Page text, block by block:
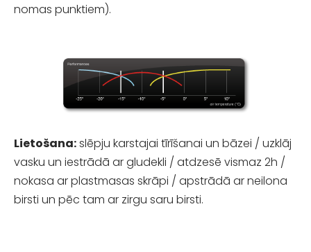
nomas punktiem).
Lietošana:slēpju karstajai tīrīšanai un bāzei / uzklāj
vasku un iestrādā ar gludekli / atdzesē vismaz 2h /
nokasa ar plastmasas skrāpi / apstrādā arneilona
birsti un pēc tam ar zirgu saru birsti.